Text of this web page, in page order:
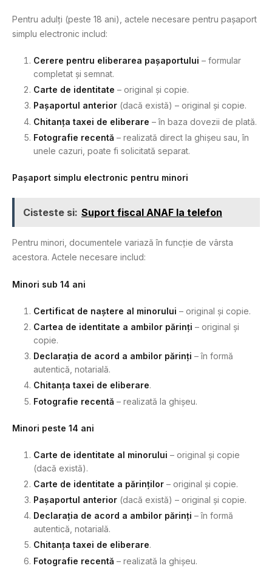
Pentru adulți (peste 18 ani), actele necesare pentru pașaport
simplu electronic includ:
Cerere pentru eliberarea pașaportului – formular
completat și semnat.
Carte de identitate – original și copie.
Pașaportul anterior (dacă există) – original și copie.
Chitanța taxei de eliberare – în baza dovezii de plată.
Fotografie recentă – realizată direct la ghișeu sau, în
unele cazuri, poate fi solicitată separat.
Pașaport simplu electronic pentru minori
Cisteste si: Suport fiscal ANAF la telefon
Pentru minori, documentele variază în funcție de vârsta
acestora. Actele necesare includ:
Minori sub 14 ani
Certificat de naștere al minorului – original și copie.
Cartea de identitate a ambilor părinți – original și
copie.
Declarația de acord a ambilor părinți – în formă
autentică, notarială.
Chitanța taxei de eliberare.
Fotografie recentă – realizată la ghișeu.
Minori peste 14 ani
Carte de identitate al minorului – original și copie
(dacă există).
Carte de identitate a părinților – original și copie.
Pașaportul anterior (dacă există) – original și copie.
Declarația de acord a ambilor părinți – în formă
autentică, notarială.
Chitanța taxei de eliberare.
Fotografie recentă – realizată la ghișeu.